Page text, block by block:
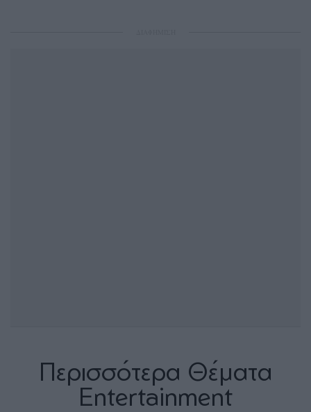
Περισσότερα Θέματα
Entertainment